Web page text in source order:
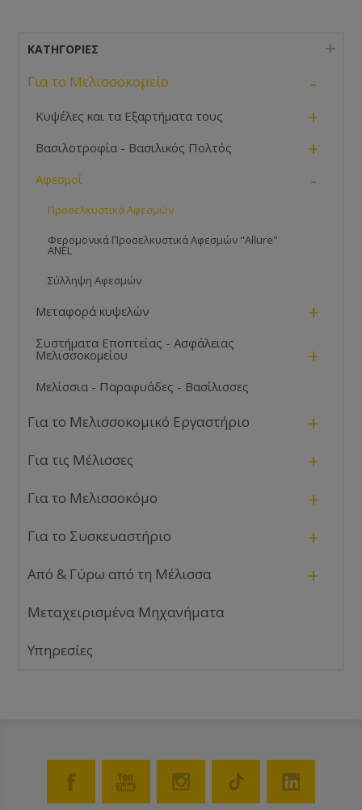
ΚΑΤΗΓΟΡΊΕΣ
Για το Μελισσοκομείο -
Κυψέλες και τα Εξαρτήματα τους +
Βασιλοτροφία - Βασιλικός Πολτός +
Αφεσμοί -
Προσελκυστικά Αφεσμών
Φερομονικά Προσελκυστικά Αφεσμών "Allure"
ANEL
Σύλληψη Αφεσμών
Μεταφορά κυψελών +
Συστήματα Εποπτείας - Ασφάλειας
Μελισσοκομείου +
Μελίσσια - Παραφυάδες - Βασίλισσες
Για το Μελισσοκομικό Εργαστήριο +
Για τις Μέλισσες +
Για το Μελισσοκόμο +
Για το Συσκευαστήριο +
Από & Γύρω από τη Μέλισσα +
Μεταχειρισμένα Μηχανήματα
Υπηρεσίες